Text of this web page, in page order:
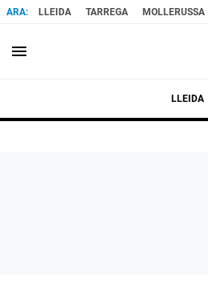
LLEIDA TARREGA MOLLERUSSA
menu
LLEIDA